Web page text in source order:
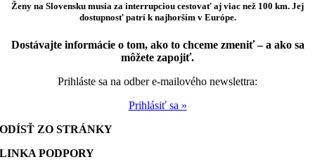
Ženy na Slovensku musia za interrupciou cestovať aj viac než 100 km. Jej
dostupnosť patrí k najhorším v Európe.
Dostávajte informácie o tom, ako to chceme zmeniť – a ako sa
môžete zapojiť.
Prihláste sa na odber e-mailového newslettra:
Prihlásiť sa »
ODÍSŤ ZO STRÁNKY
LINKA PODPORY